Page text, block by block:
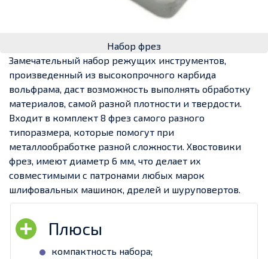
Набор фрез
Замечательный набор режущих инструментов,
произведенный из высокопрочного карбида
вольфрама, даст возможность выполнять обработку
материалов, самой разной плотности и твердости.
Входит в комплект 8 фрез самого разного
типоразмера, которые помогут при
металлообработке разной сложности. Хвостовики
фрез, имеют диаметр 6 мм, что делает их
совместимыми с патронами любых марок
шлифовальных машинок, дрелей и шуруповертов.
компактность набора;